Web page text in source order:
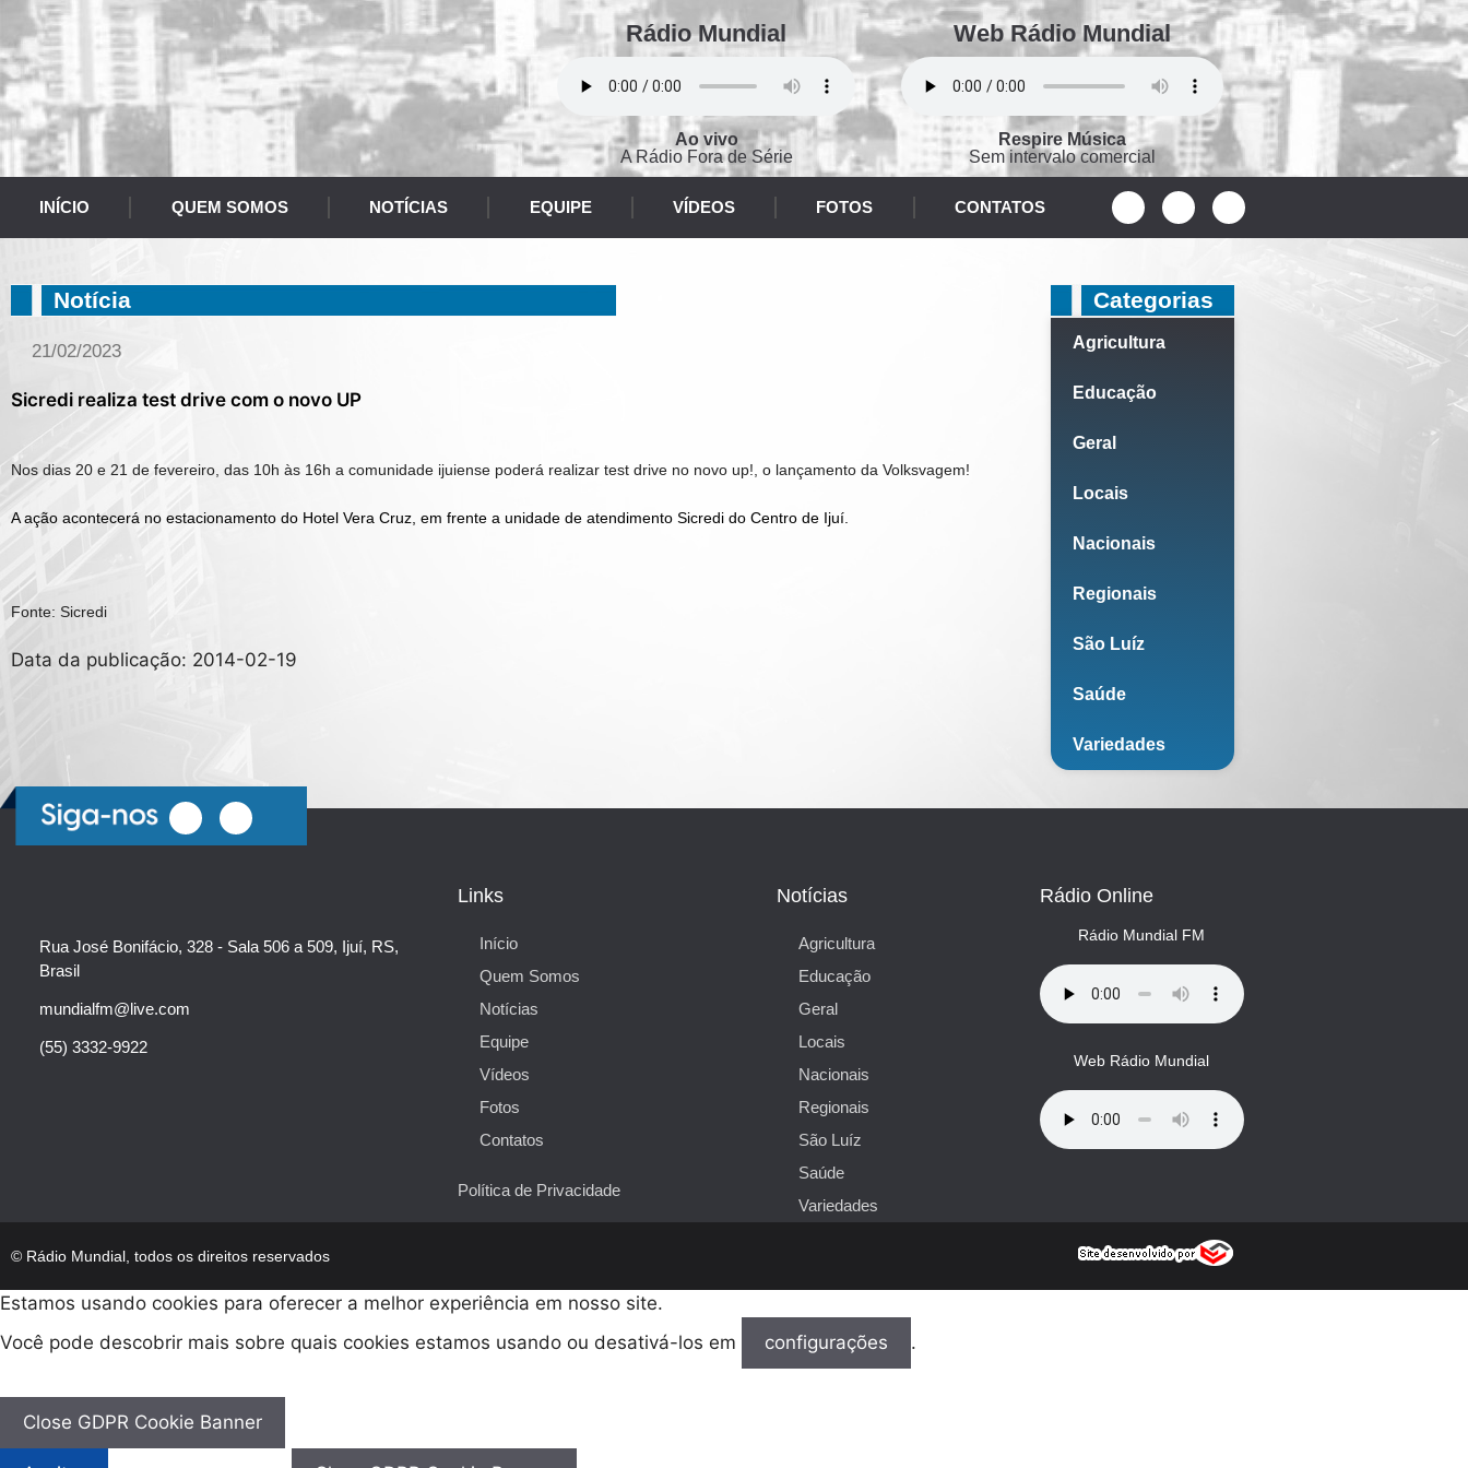
Rádio Mundial
Ao vivo
A Rádio Fora de Série
Web Rádio Mundial
Respire Música
Sem intervalo comercial
INÍCIO QUEM SOMOS NOTÍCIAS EQUIPE VÍDEOS FOTOS CONTATOS
Notícia
21/02/2023
Sicredi realiza test drive com o novo UP
Nos dias 20 e 21 de fevereiro, das 10h às 16h a comunidade ijuiense poderá realizar test drive no novo up!, o lançamento da Volksvagem!
A ação acontecerá no estacionamento do Hotel Vera Cruz, em frente a unidade de atendimento Sicredi do Centro de Ijuí.
Fonte: Sicredi
Data da publicação: 2014-02-19
Categorias
Agricultura
Educação
Geral
Locais
Nacionais
Regionais
São Luíz
Saúde
Variedades
Rua José Bonifácio, 328 - Sala 506 a 509, Ijuí, RS,
Brasil
mundialfm@live.com
(55) 3332-9922
Links
Início
Quem Somos
Notícias
Equipe
Vídeos
Fotos
Contatos
Política de Privacidade
Notícias
Agricultura
Educação
Geral
Locais
Nacionais
Regionais
São Luíz
Saúde
Variedades
Rádio Online
Rádio Mundial FM
Web Rádio Mundial
© Rádio Mundial, todos os direitos reservados
Estamos usando cookies para oferecer a melhor experiência em nosso site.
Você pode descobrir mais sobre quais cookies estamos usando ou desativá-los em
configurações .
Close GDPR Cookie Banner